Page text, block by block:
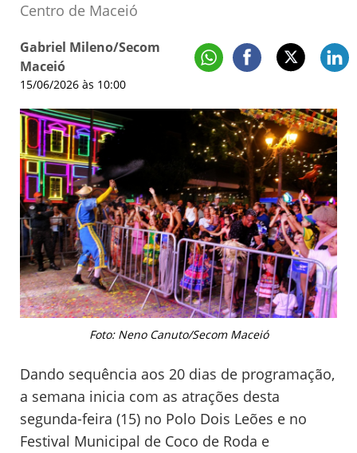
Centro de Maceió
Gabriel Mileno/Secom
Maceió
15/06/2026 às 10:00
Foto: Neno Canuto/Secom Maceió
Dando sequência aos 20 dias de programação,
a semana inicia com as atrações desta
segunda-feira (15) no Polo Dois Leões e no
Festival Municipal de Coco de Roda e